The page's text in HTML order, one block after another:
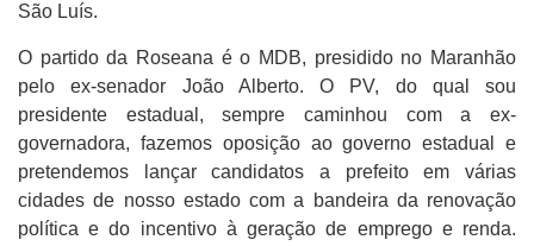
São Luís.
O partido da Roseana é o MDB, presidido no Maranhão
pelo ex-senador João Alberto. O PV, do qual sou
presidente estadual, sempre caminhou com a ex-
governadora, fazemos oposição ao governo estadual e
pretendemos lançar candidatos a prefeito em várias
cidades de nosso estado com a bandeira da renovação
política e do incentivo à geração de emprego e renda.